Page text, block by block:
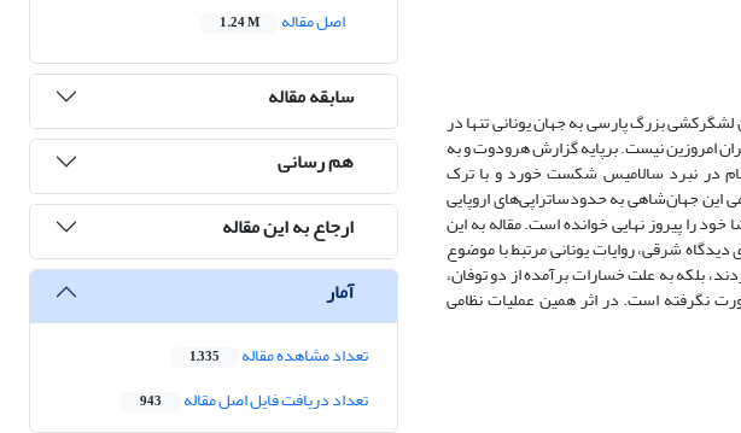
لشگرکشی بزرگ پارسی به جهان یونانی تنها در
امروزین نیست. برپایه گزارش هرودوت و به
در نبرد سالامیس شکست خورد و با ترک
این جهان‌شاهی به حدودساتراپی‌های اروپایی
را پیروز نهایی خوانده است. مقاله به این
شرقی، روایات یونانی مرتبط با موضوع
بلکه به علت خسارات برآمده از دو توفان،
نگرفته است. در اثر همین عملیات نظامی
اصل مقاله
1.24 M
سابقه مقاله
هم رسانی
ارجاع به این مقاله
آمار
تعداد مشاهده مقاله 1,335
تعداد دریافت فایل اصل مقاله 943